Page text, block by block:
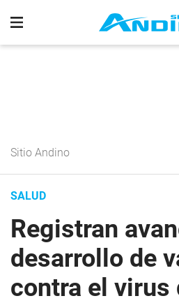
Sitio Andino
SALUD
Registran
desarrollo de
contra el virus